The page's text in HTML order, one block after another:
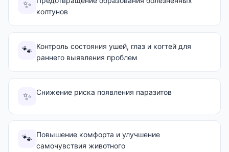
✨
колтунов
🐾 Контроль состояния ушей, глаз и когтей для
раннего выявления проблем
✨ Снижение риска появления паразитов
🐾 Повышение комфорта и улучшение
самочувствия животного